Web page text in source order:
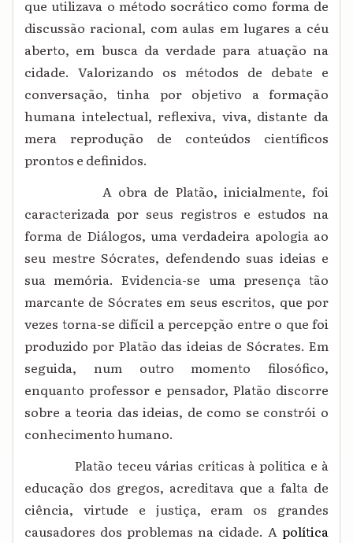
que utilizava o método socrático como forma de
discussão racional, com aulas em lugares a céu
aberto, em busca da verdade para atuação na
cidade. Valorizando os métodos de debate e
conversação, tinha por objetivo a formação
humana intelectual, reflexiva, viva, distante da
mera reprodução de conteúdos científicos
prontos e definidos.
A obra de Platão, inicialmente, foi
caracterizada por seus registros e estudos na
forma de Diálogos, uma verdadeira apologia ao
seu mestre Sócrates, defendendo suas ideias e
sua memória. Evidencia-se uma presença tão
marcante de Sócrates em seus escritos, que por
vezes torna-se difícil a percepção entre o que foi
produzido por Platão das ideias de Sócrates. Em
seguida, num outro momento filosófico,
enquanto professor e pensador, Platão discorre
sobre a teoria das ideias, de como se constrói o
conhecimento humano.
Platão teceu várias críticas à política e à
educação dos gregos, acreditava que a falta de
ciência, virtude e justiça, eram os grandes
causadores dos problemas na cidade. A política